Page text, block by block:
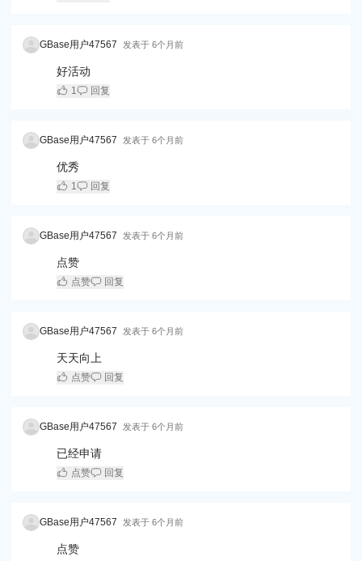
GBase用户47567 发表于 6个月前
好活动
1 回复
GBase用户47567 发表于 6个月前
优秀
1 回复
GBase用户47567 发表于 6个月前
点赞
点赞 回复
GBase用户47567 发表于 6个月前
天天向上
点赞 回复
GBase用户47567 发表于 6个月前
已经申请
点赞 回复
GBase用户47567 发表于 6个月前
点赞